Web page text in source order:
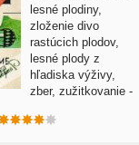
lesné plodiny,
zloženie divo
rastúcich plodov,
lesné plody z
hľadiska výživy,
zber, zužitkovanie -